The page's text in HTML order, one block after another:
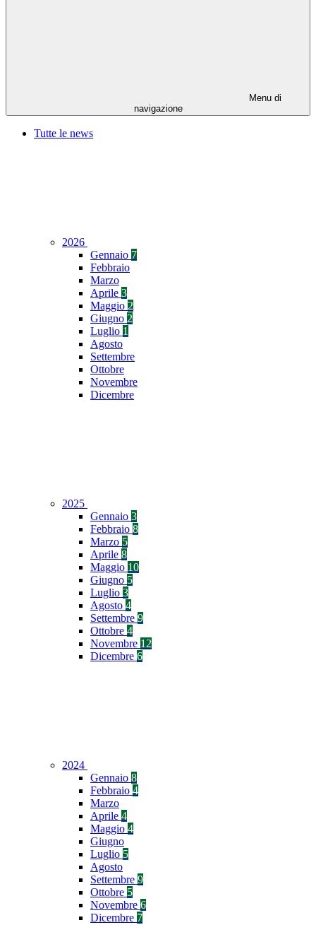
Menu di
navigazione
Tutte le news
2026
Gennaio 7
Febbraio
Marzo
Aprile 3
Maggio 2
Giugno 2
Luglio 1
Agosto
Settembre
Ottobre
Novembre
Dicembre
2025
Gennaio 3
Febbraio 8
Marzo 5
Aprile 8
Maggio 10
Giugno 5
Luglio 3
Agosto 4
Settembre 9
Ottobre 4
Novembre 12
Dicembre 6
2024
Gennaio 8
Febbraio 4
Marzo
Aprile 4
Maggio 4
Giugno
Luglio 5
Agosto
Settembre 9
Ottobre 5
Novembre 6
Dicembre 7